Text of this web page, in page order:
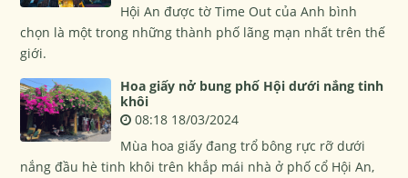
Hội An được tờ Time Out của Anh bình
chọn là một trong những thành phố lãng mạn nhất trên thế
giới.
Hoa giấy nở bung phố Hội dưới nắng tinh
khôi
08:18 18/03/2024
Mùa hoa giấy đang trổ bông rực rỡ dưới
nắng đầu hè tinh khôi trên khắp mái nhà ở phố cổ Hội An,